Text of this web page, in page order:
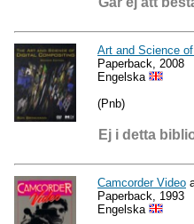
Art and Science
Paperback, 2008
Engelska
(Pnb)
Ej i detta
Camcorder Video
Paperback, 1993
Engelska